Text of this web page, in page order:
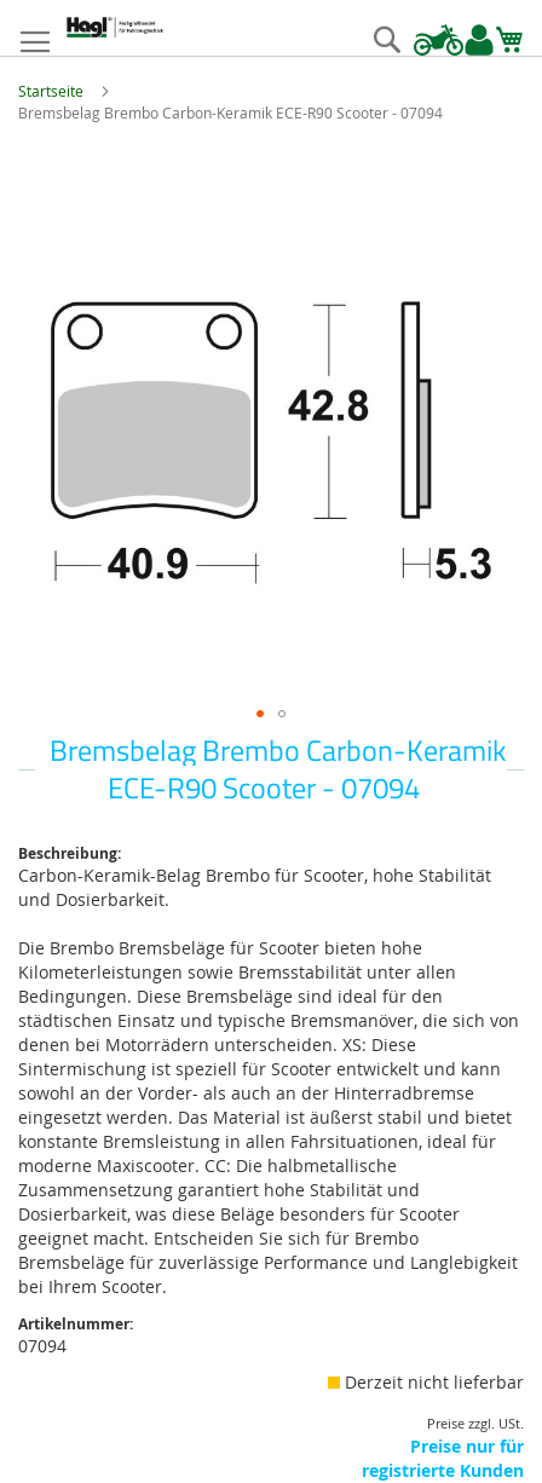
springen
Suche
Startseite
Bremsbelag Brembo Carbon-Keramik ECE-R90 Scooter - 07094
Bremsbelag Brembo Carbon-Keramik
ECE-R90 Scooter - 07094
springen
Zum
Anfang
Beschreibung:
Carbon-Keramik-Belag Brembo für Scooter, hohe Stabilität
und Dosierbarkeit.
Die Brembo Bremsbeläge für Scooter bieten hohe
Kilometerleistungen sowie Bremsstabilität unter allen
Bedingungen. Diese Bremsbeläge sind ideal für den
städtischen Einsatz und typische Bremsmanöver, die sich von
denen bei Motorrädern unterscheiden. XS: Diese
Sintermischung ist speziell für Scooter entwickelt und kann
sowohl an der Vorder- als auch an der Hinterradbremse
eingesetzt werden. Das Material ist äußerst stabil und bietet
konstante Bremsleistung in allen Fahrsituationen, ideal für
moderne Maxiscooter. CC: Die halbmetallische
Zusammensetzung garantiert hohe Stabilität und
Dosierbarkeit, was diese Beläge besonders für Scooter
geeignet macht. Entscheiden Sie sich für Brembo
Bremsbeläge für zuverlässige Performance und Langlebigkeit
bei Ihrem Scooter.
Artikelnummer:
07094
Derzeit nicht lieferbar
Preise zzgl. USt.
Preise nur für
registrierte Kunden